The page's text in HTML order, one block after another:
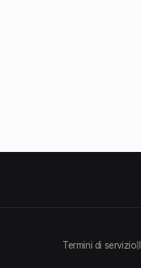
Termini di servizio